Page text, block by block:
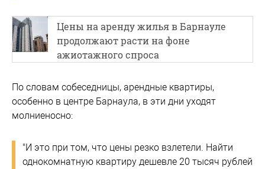
Цены на аренду жилья в Барнауле
продолжают расти на фоне
ажиотажного спроса
По словам собеседницы, арендные квартиры,
особенно в центре Барнаула, в эти дни уходят
молниеносно:
"И это при том, что цены резко взлетели. Найти
однокомнатную квартиру дешевле 20 тысяч рублей